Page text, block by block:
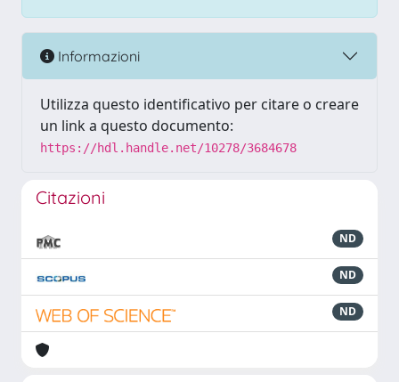
Informazioni
Utilizza questo identificativo per citare o creare
un link a questo documento:
https://hdl.handle.net/10278/3684678
Citazioni
ND
ND
ND